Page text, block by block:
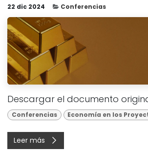
22 dic 2024 Conferencias
Descargar el documento
Conferencias Economía en los
Leer más